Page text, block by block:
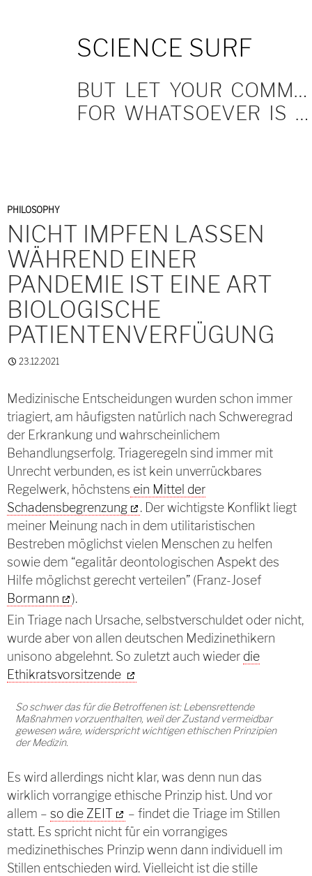
SCIENCE SURF
BUT LET YOUR COMMUNICATION BE YEA, YEA; NAY, NAY.
FOR WHATSOEVER IS MORE THAN THESE COMETH OF EVIL.
PHILOSOPHY
NICHT IMPFEN LASSEN
WÄHREND EINER
PANDEMIE IST EINE ART
BIOLOGISCHE
PATIENTENVERFÜGUNG
23.12.2021
Medizinische Entscheidungen wurden schon immer
triagiert, am häufigsten natürlich nach Schweregrad
der Erkrankung und wahrscheinlichem
Behandlungserfolg. Triageregeln sind immer mit
Unrecht verbunden, es ist kein unverrückbares
Regelwerk, höchstens ein Mittel der
Schadensbegrenzung
. Der wichtigste Konflikt liegt
meiner Meinung nach in dem utilitaristischen
Bestreben möglichst vielen Menschen zu helfen
sowie dem “egalitär deontologischen Aspekt des
Hilfe möglichst gerecht verteilen” (Franz-Josef
Bormann
).
Ein Triage nach Ursache, selbstverschuldet oder nicht,
wurde aber von allen deutschen Medizinethikern
unisono abgelehnt. So zuletzt auch wieder die
Ethikratsvorsitzende
So schwer das für die Betroffenen ist: Lebensrettende
Maßnahmen vorzuenthalten, weil der Zustand vermeidbar
gewesen wäre, widerspricht wichtigen ethischen Prinzipien
der Medizin.
Es wird allerdings nicht klar, was denn nun das
wirklich vorrangige ethische Prinzip hist. Und vor
allem – so die ZEIT
– findet die Triage im Stillen
statt. Es spricht nicht für ein vorrangiges
medizinethisches Prinzip wenn dann individuell im
Stillen entschieden wird. Vielleicht ist die stille